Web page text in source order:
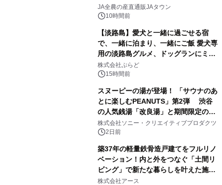
販売！～毎月１０日の定例企画～
JA全農の産直通販JAタウン
10時間前
【淡路島】愛犬と一緒に過ごせる宿
で、一緒に泊まり、一緒にご飯 愛犬専
用の淡路島グルメ、ドッグランにミニ
プール グランピングとトレーラーハウ
スの2施設で
株式会社ぷらど
15時間前
スヌーピーの湯が登場！ 「サウナのあ
とに楽しむPEANUTS」第2弾 渋谷
の人気銭湯「改良湯」と期間限定のコ
ラボレーション サウナイキタイコラ
ボグッズも発売決定！
株式会社ソニー・クリエイティブプロダクツ
2日前
築37年の軽量鉄骨造戸建てをフルリノ
ベーション！内と外をつなぐ「土間リ
ビング」で新たな暮らしを叶えた施工
事例を株式会社アースが公開
株式会社アース